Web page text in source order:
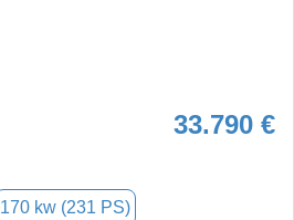
33.790 €
170 kw (231 PS)